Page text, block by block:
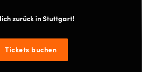
zurück in Stuttgart!
Tickets buchen